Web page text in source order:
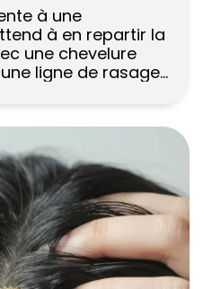
à une
à en repartir la
une chevelure
ligne de rasage
ce n’est pas
intelligente.
mal rasés sont
populaire, […]